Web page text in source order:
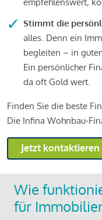
Stimmt die
alles. Denn ein
begleiten – in
Ein persönlicher
da oft Gold wert.
Finden Sie die beste
Die Infina Wohnbau-
Jetzt kontaktieren
Wie
für